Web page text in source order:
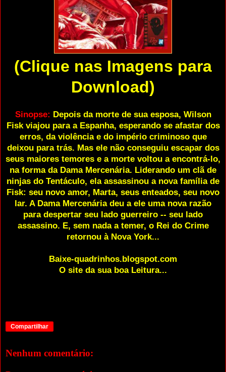
(Clique nas Imagens para
Download)
Sinopse: Depois da morte de sua esposa, Wilson
Fisk viajou para a Espanha, esperando se afastar dos
erros, da violência e do império criminoso que
deixou para trás. Mas ele não conseguiu escapar dos
seus maiores temores e a morte voltou a encontrá-lo,
na forma da Dama Mercenária. Liderando um clã de
ninjas do Tentáculo, ela assassinou a nova família de
Fisk: seu novo amor, Marta, seus enteados, seu novo
lar. A Dama Mercenária deu a ele uma nova razão
para despertar seu lado guerreiro -- seu lado
assassino. E, sem nada a temer, o Rei do Crime
retornou à Nova York...
Baixe-quadrinhos.blogspot.com
O site da sua boa Leitura...
Compartilhar
Nenhum comentário: